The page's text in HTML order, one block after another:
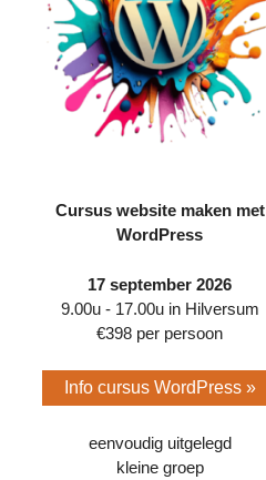
Cursus website maken met
WordPress
17 september 2026
9.00u - 17.00u in Hilversum
€398 per persoon
Info cursus WordPress »
eenvoudig uitgelegd
kleine groep